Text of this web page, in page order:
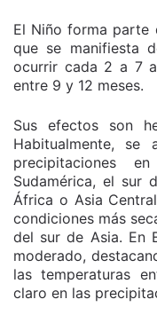
El Niño forma parte
que se manifiesta
ocurrir cada 2 a 7
entre 9 y 12 meses.
Sus efectos son
Habitualmente,
precipitaciones
Sudamérica, el sur
África o Asia
condiciones más
del sur de Asia. En
moderado,
las temperaturas
claro en las